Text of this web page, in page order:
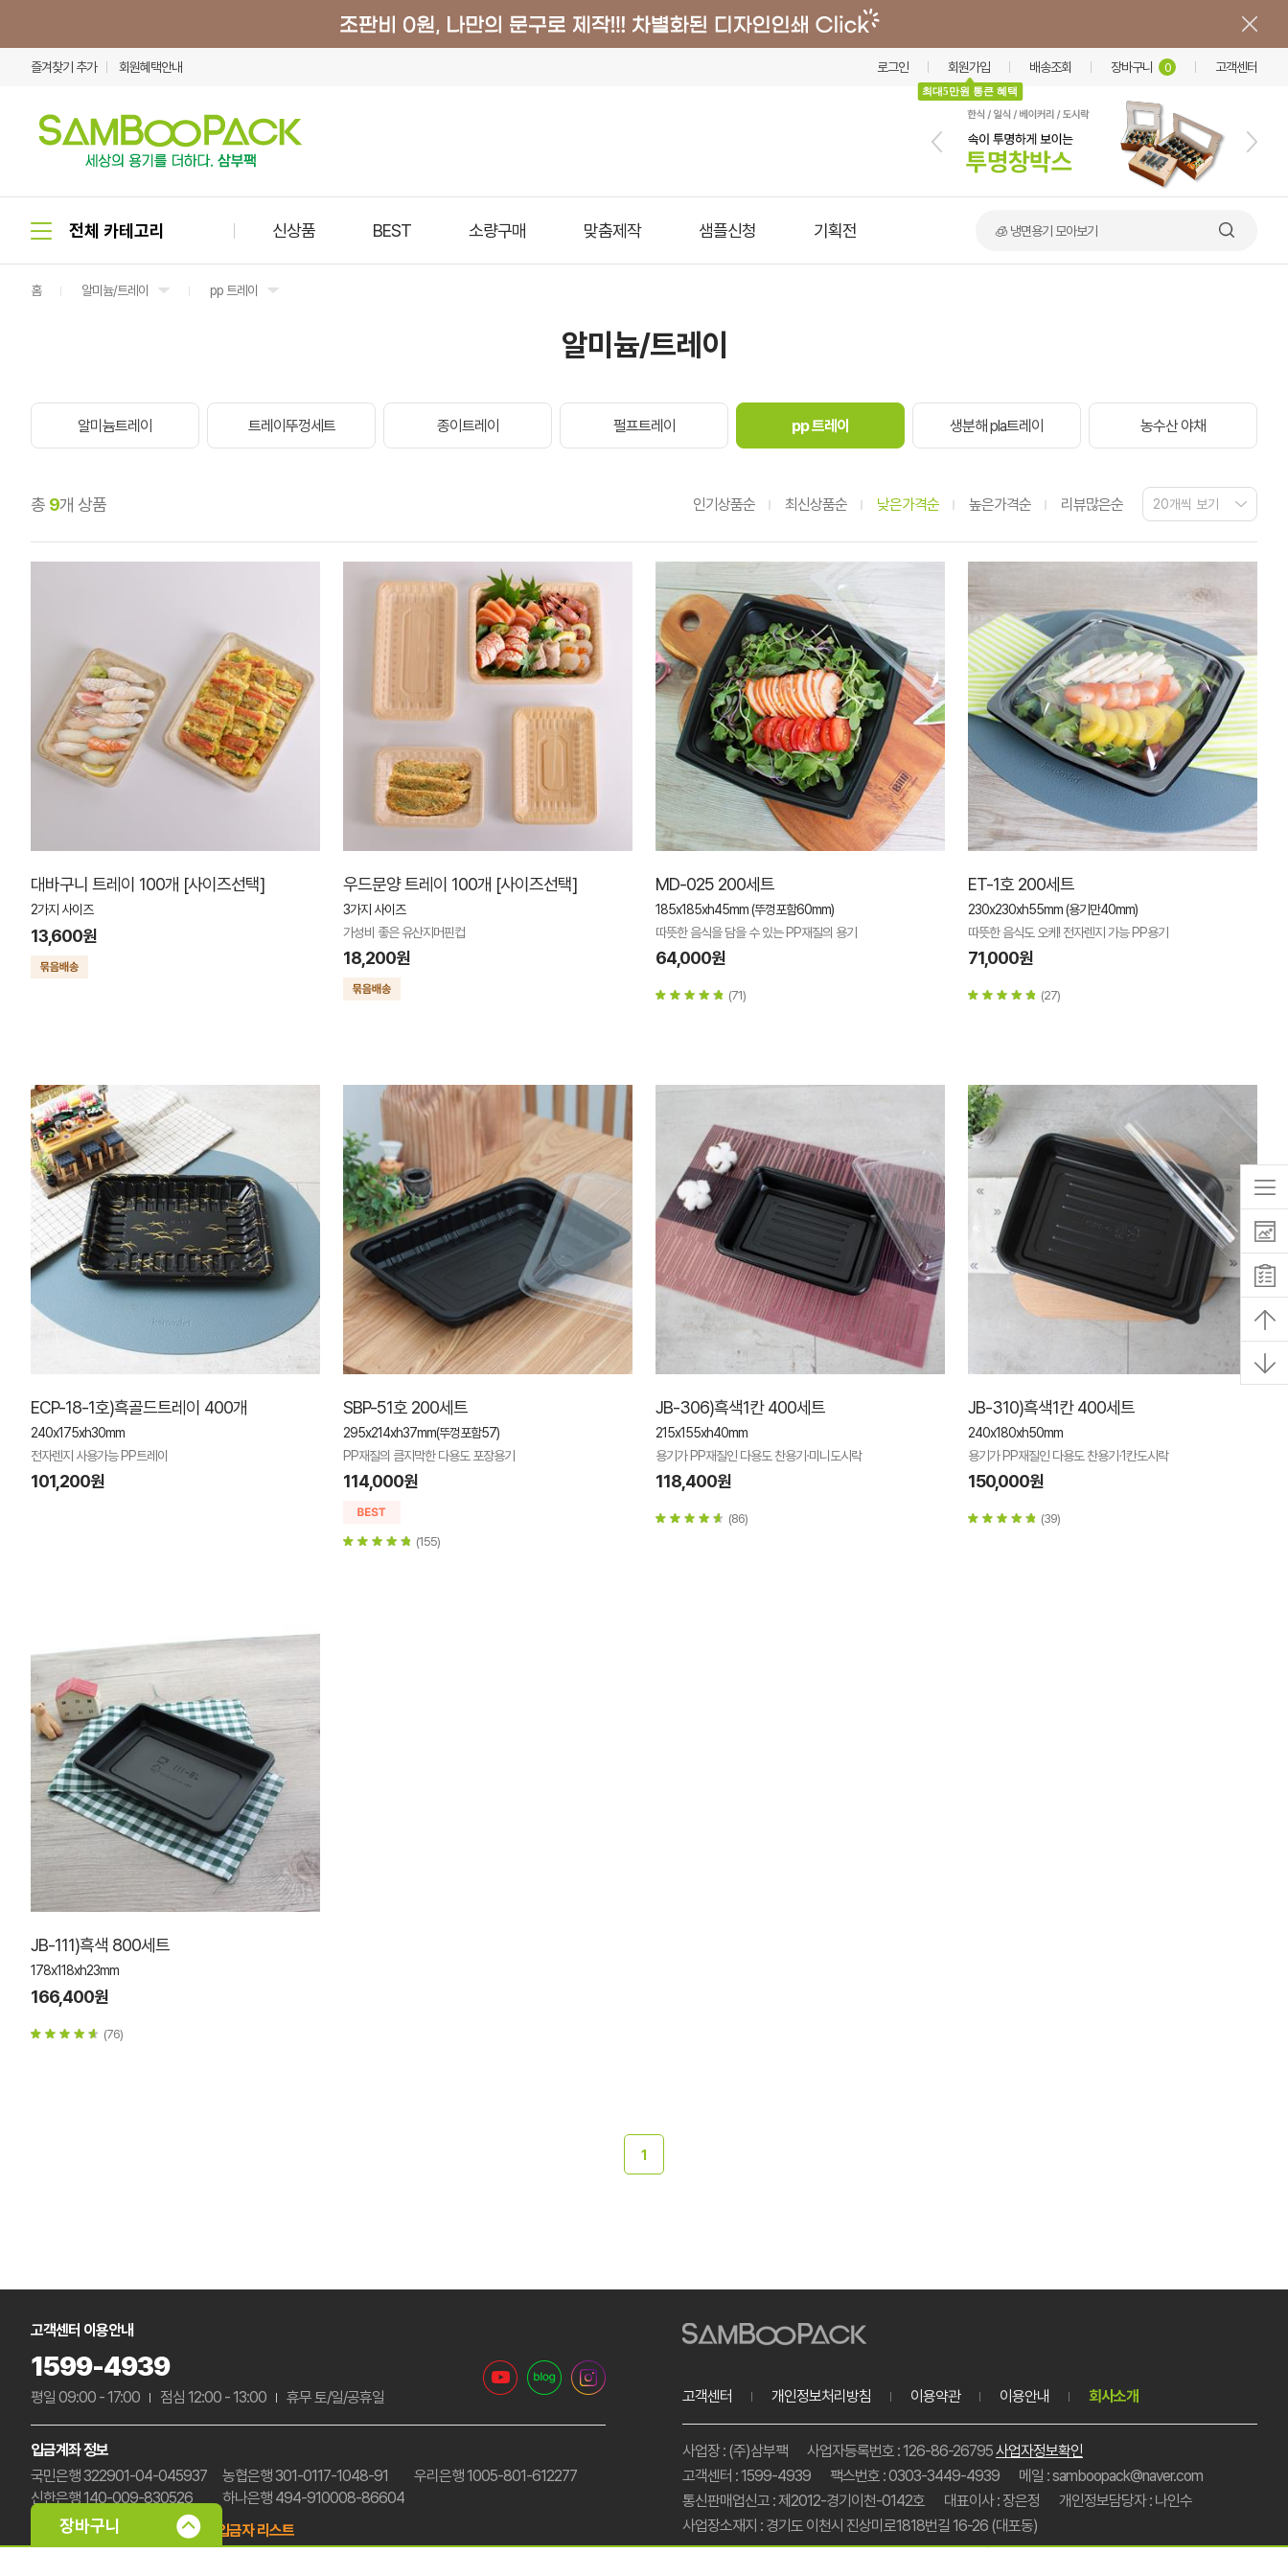
즐겨찾기 추가 회원혜택안내 로그인 회원가입
최대5만원 통큰 혜택
배송조회 장바구니 0 고객센터
신상품 BEST 소량구매 맞춤제작 샘플신청 기획전 🧊 냉면용기 모아보기
홈 알미늄/트레이 pp 트레이
알미늄/트레이
알미늄트레이 트레이뚜껑세트 종이트레이 펄프트레이 pp 트레이 생분해 pla트레이 농수산 야채
총 9개 상품 인기상품순 최신상품순 낮은가격순 높은가격순 리뷰많은순
대바구니 트레이 100개 [사이즈선택]
2가지 사이즈
13,600원
우드문양 트레이 100개 [사이즈선택]
3가지 사이즈
가성비 좋은 유산지머핀컵
18,200원
MD-025 200세트
185x185xh45mm (뚜껑포함60mm)
따뜻한 음식을 담을 수 있는 PP재질의 용기
64,000원
(71)
ET-1호 200세트
230x230xh55mm (용기만40mm)
따뜻한 음식도 오케! 전자렌지 가능 PP용기
71,000원
(27)
ECP-18-1호)흑골드트레이 400개
240x175xh30mm
전자렌지 사용가능 PP트레이
101,200원
SBP-51호 200세트
295x214xh37mm(뚜껑포함57)
PP재질의 큼지막한 다용도 포장용기
114,000원
(155)
JB-306)흑색1칸 400세트
215x155xh40mm
용기가 PP재질인 다용도 찬용기·미니도시락
118,400원
(86)
JB-310)흑색1칸 400세트
240x180xh50mm
용기가 PP재질인 다용도 찬용기·1칸도시락
150,000원
(39)
JB-111)흑색 800세트
178x118xh23mm
166,400원
(76)
1
고객센터 이용안내
1599-4939
평일 09:00 - 17:00 점심 12:00 - 13:00 휴무 토/일/공휴일
입금계좌 정보
국민은행 322901-04-045937
농협은행 301-0117-1048-91
우리은행 1005-801-612277
신한은행 140-009-830526
하나은행 494-910008-86604
예금주 : (주)삼부팩
미확인 입금자 리스트
고객센터 개인정보처리방침 이용약관 이용안내 회사소개
사업장 : (주)삼부팩 사업자등록번호 : 126-86-26795사업자정보확인
고객센터 : 1599-4939
팩스번호 : 0303-3449-4939
메일 : samboopack@naver.com
통신판매업신고 : 제2012-경기이천-0142호
대표이사 : 장은정
개인정보담당자 : 나인수
사업장소재지 : 경기도 이천시 진상미로1818번길 16-26 (대포동)